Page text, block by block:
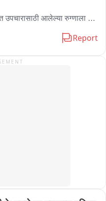
उपचारासाठी आलेल्या रुग्णाला
Report